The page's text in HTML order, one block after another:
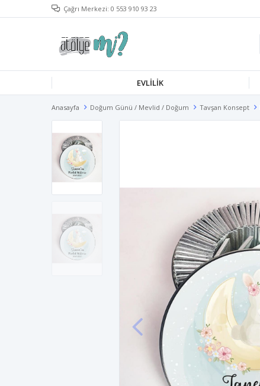
Çağrı Merkezi: 0 553 910 93 23
EVLILIK
Anasayfa Doğum Günü / Mevlid / Doğum Tavşan Konsept